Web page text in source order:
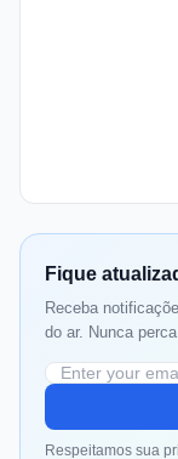
Fique
Receba
do ar. Nunca
Respeitamos sua